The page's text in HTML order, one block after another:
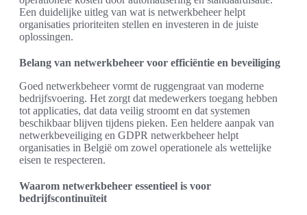
Een duidelijke uitleg van wat is netwerkbeheer helpt
organisaties prioriteiten stellen en investeren in de juiste
oplossingen.
Belang van netwerkbeheer voor efficiëntie en beveiliging
Goed netwerkbeheer vormt de ruggengraat van moderne
bedrijfsvoering. Het zorgt dat medewerkers toegang hebben
tot applicaties, dat data veilig stroomt en dat systemen
beschikbaar blijven tijdens pieken. Een heldere aanpak van
netwerkbeveiliging en GDPR netwerkbeheer helpt
organisaties in België om zowel operationele als wettelijke
eisen te respecteren.
Waarom netwerkbeheer essentieel is voor
bedrijfscontinuïteit